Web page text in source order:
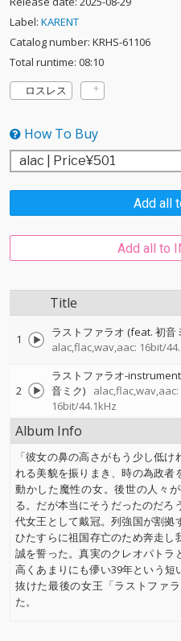
Label: KARENT
Catalog number: KRHS-61106
Total runtime: 08:10
ロスレス
How To Buy
Add all
Add all to
Title
1
ラストファラオ (feat. 初音
alac,flac,wav,aac: 16bit/
2
ラストファラオ-
音ミク)
alac,flac,wav,aac:
16bit/44.1kHz
Album Info
「彼女の鼻の高さがもう少し低
れる美貌を振りまき、時の為政者
動かした魔性の女。後世の人々
る。だが本当にそうだったのだろ
代女王として戴冠。列強国が割拠
ひたすらに祖国存亡のため奔走し
誠を誓った。真実のクレオパトラ
高くあまりにも儚い39年という
抜けた最後の女王「ラストファ
た。